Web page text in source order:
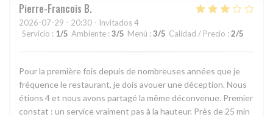
Pierre-Francois B
2026-07-29 - 20:30 - Invitados 4
Servicio : 1/5 Ambiente : 3/5 Menú : 3/5 Calidad / Precio : 2/5
Pour la première fois depuis de nombreuses années que je
fréquence le restaurant, je dois avouer une déception. Nous
étions 4 et nous avons partagé la même déconvenue. Premier
constat : un service vraiment pas à la hauteur. Près de 25 min